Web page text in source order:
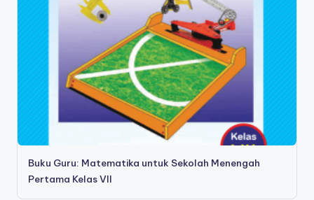
Buku Guru: Matematika untuk Sekolah Menengah
Pertama Kelas VII